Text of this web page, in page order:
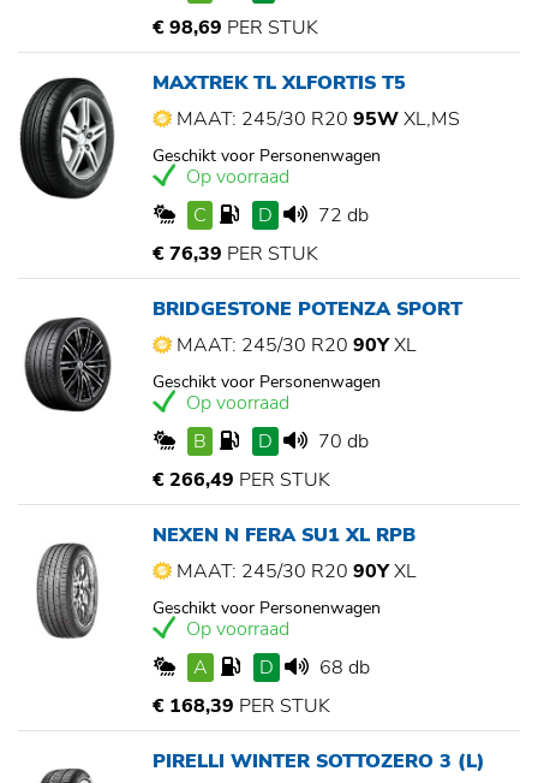
€ 98,69 PER STUK
MAXTREK TL XLFORTIS T5
MAAT: 245/30 R20 95WXL,MS
Geschikt voor Personenwagen
Op voorraad
C
D
72 db
€ 76,39 PER STUK
BRIDGESTONE POTENZA SPORT
MAAT: 245/30 R20 90YXL
Geschikt voor Personenwagen
Op voorraad
B
D
70 db
€ 266,49 PER STUK
NEXEN N FERA SU1 XL RPB
MAAT: 245/30 R20 90YXL
Geschikt voor Personenwagen
Op voorraad
A
D
68 db
€ 168,39 PER STUK
PIRELLI WINTER SOTTOZERO 3 (L)